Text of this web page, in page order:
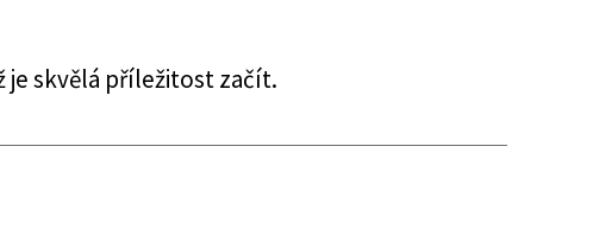
je skvělá příležitost začít.